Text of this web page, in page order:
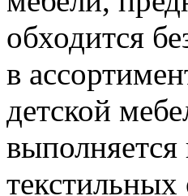
обходится
в
детской